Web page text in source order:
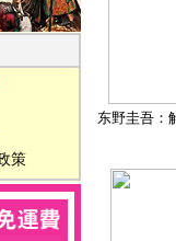
策
东野圭吾：